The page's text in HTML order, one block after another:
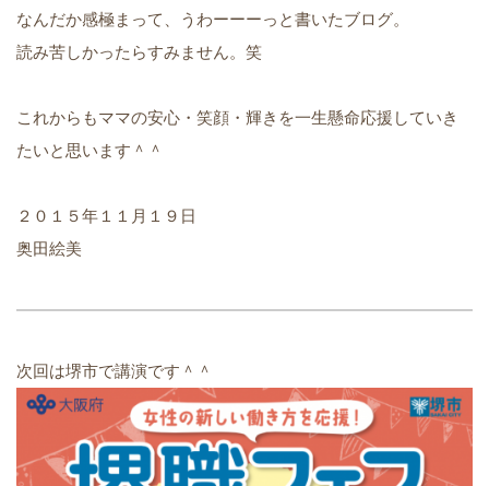
なんだか感極まって、うわーーーっと書いたブログ。
読み苦しかったらすみません。笑
これからもママの安心・笑顔・輝きを一生懸命応援していき
たいと思います＾＾
２０１５年１１月１９日
奥田絵美
次回は堺市で講演です＾＾